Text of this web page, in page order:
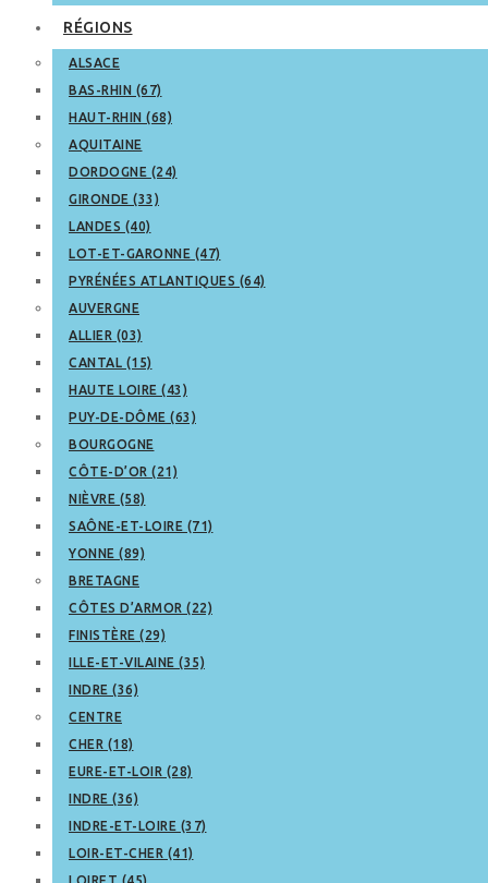
RÉGIONS
ALSACE
BAS-RHIN (67)
HAUT-RHIN (68)
AQUITAINE
DORDOGNE (24)
GIRONDE (33)
LANDES (40)
LOT-ET-GARONNE (47)
PYRÉNÉES ATLANTIQUES (64)
AUVERGNE
ALLIER (03)
CANTAL (15)
HAUTE LOIRE (43)
PUY-DE-DÔME (63)
BOURGOGNE
CÔTE-D’OR (21)
NIÈVRE (58)
SAÔNE-ET-LOIRE (71)
YONNE (89)
BRETAGNE
CÔTES D’ARMOR (22)
FINISTÈRE (29)
ILLE-ET-VILAINE (35)
INDRE (36)
CENTRE
CHER (18)
EURE-ET-LOIR (28)
INDRE (36)
INDRE-ET-LOIRE (37)
LOIR-ET-CHER (41)